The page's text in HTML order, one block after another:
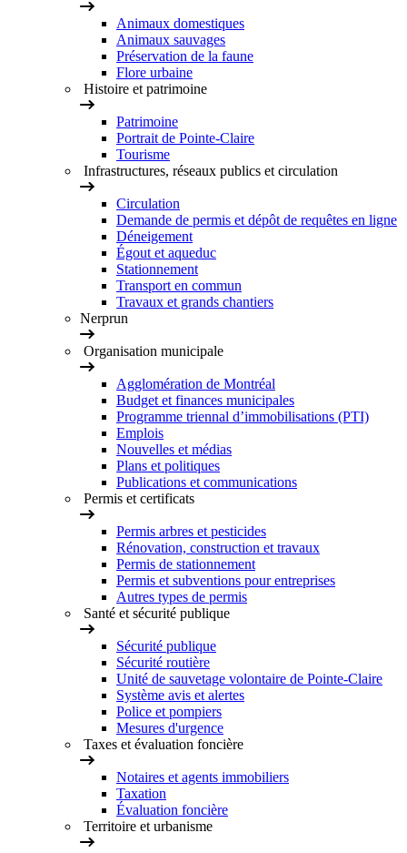
Animaux domestiques
Animaux sauvages
Préservation de la faune
Flore urbaine
Histoire et patrimoine
Patrimoine
Portrait de Pointe-Claire
Tourisme
Infrastructures, réseaux publics et circulation
Circulation
Demande de permis et dépôt de requêtes en ligne
Déneigement
Égout et aqueduc
Stationnement
Transport en commun
Travaux et grands chantiers
Nerprun
Organisation municipale
Agglomération de Montréal
Budget et finances municipales
Programme triennal d’immobilisations (PTI)
Emplois
Nouvelles et médias
Plans et politiques
Publications et communications
Permis et certificats
Permis arbres et pesticides
Rénovation, construction et travaux
Permis de stationnement
Permis et subventions pour entreprises
Autres types de permis
Santé et sécurité publique
Sécurité publique
Sécurité routière
Unité de sauvetage volontaire de Pointe-Claire
Système avis et alertes
Police et pompiers
Mesures d'urgence
Taxes et évaluation foncière
Notaires et agents immobiliers
Taxation
Évaluation foncière
Territoire et urbanisme